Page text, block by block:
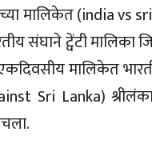
मालिकेत (india vs
संघाने ट्वेंटी
मालिकेत
Sri Lanka)